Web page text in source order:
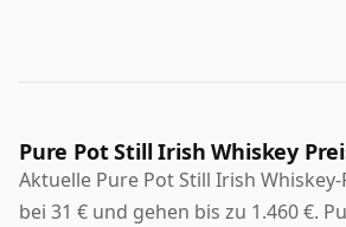
Pure Pot Still Irish Whiskey
Aktuelle Pure Pot Still Irish
bei 31 € und gehen bis zu 1.460 €.